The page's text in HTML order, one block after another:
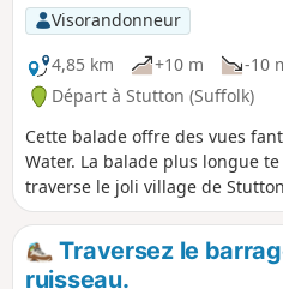
Visorandonneur
4,85 km
+10 m -10
Départ à Stutton (Suffolk)
Cette balade offre des vues
Water. La balade plus longue
traverse le joli village de
permet de visiter une réserve
Clifton Wonder, un bâtiment
Traversez le
ruisseau.